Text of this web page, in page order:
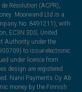
Résolution (ACPR),
Moorwand Ltd is a
No. 8491211), with
EC3N 3DS, United
Authority under the
to issue electronic
under licence from
design are registered
Narvi Payments Oy Ab
money by the Finnish